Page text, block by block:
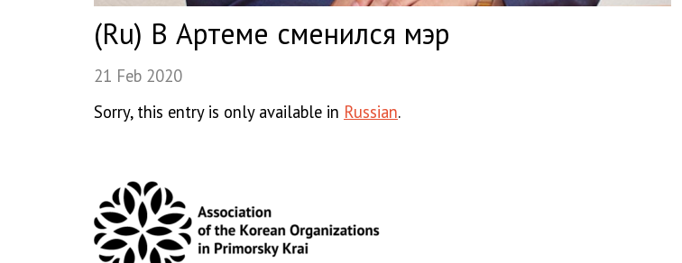
(Ru) В Артеме сменился мэр
21 Feb 2020
Sorry, this entry is only available in Russian.